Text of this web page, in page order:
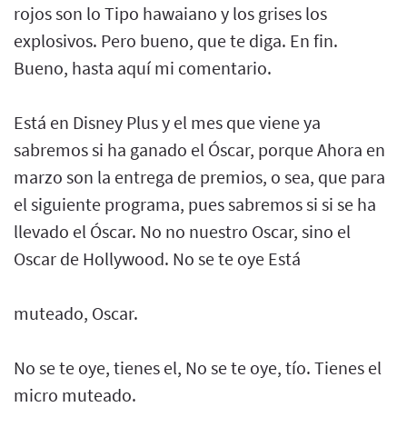
rojos son lo Tipo hawaiano y los grises los
explosivos. Pero bueno, que te diga. En fin.
Bueno, hasta aquí mi comentario.
Está en Disney Plus y el mes que viene ya
sabremos si ha ganado el Óscar, porque Ahora en
marzo son la entrega de premios, o sea, que para
el siguiente programa, pues sabremos si si se ha
llevado el Óscar. No no nuestro Oscar, sino el
Oscar de Hollywood. No se te oye Está
muteado, Oscar.
No se te oye, tienes el, No se te oye, tío. Tienes el
micro muteado.